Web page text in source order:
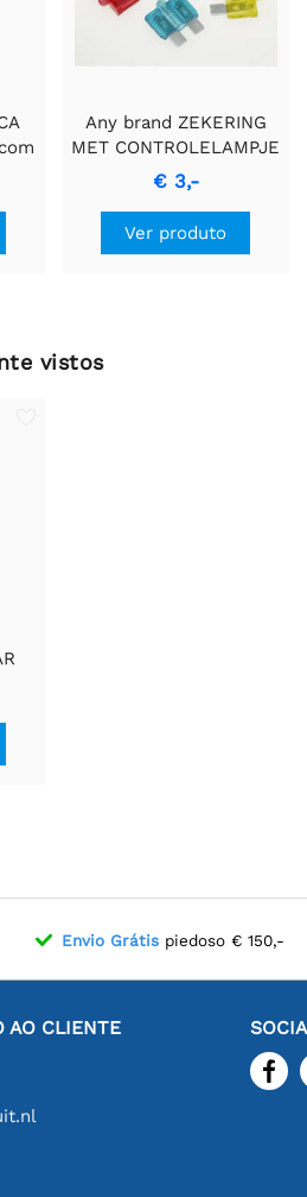
Any brand ZEKERING
MET CONTROLELAMPJE
- Fusível azul de 15A
€ 3,-
Ver produto
vistos
Envio Grátis piedoso € 150,-
AO CLIENTE